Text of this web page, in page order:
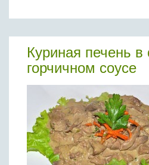
Куриная печень в
горчичном соусе